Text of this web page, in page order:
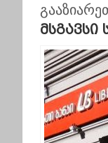
Მსგავსი